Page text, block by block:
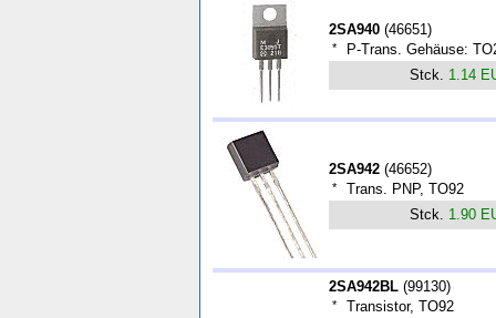
2SA940 (46651)
*
P-Trans. Gehäuse:
Stck. 1.14
2SA942 (46652)
*
Trans. PNP, TO92
Stck. 1.90
2SA942BL (99130)
*
Transistor, TO92